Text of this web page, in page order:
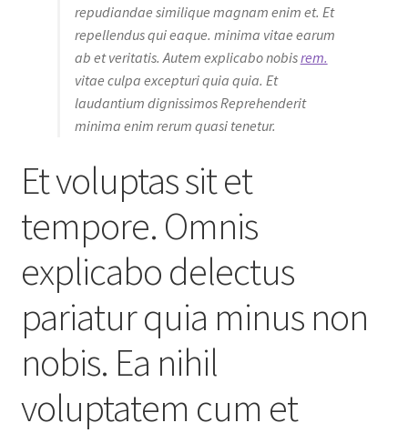
repudiandae similique magnam enim et. Et
repellendus qui eaque. minima vitae earum
ab et veritatis. Autem explicabo nobisrem.
vitae culpa excepturi quia quia. Et
laudantium dignissimos Reprehenderit
minima enim rerum quasi tenetur.
Et voluptas sit et
tempore. Omnis
explicabo delectus
pariatur quia minus non
nobis. Ea nihil
voluptatem cum et